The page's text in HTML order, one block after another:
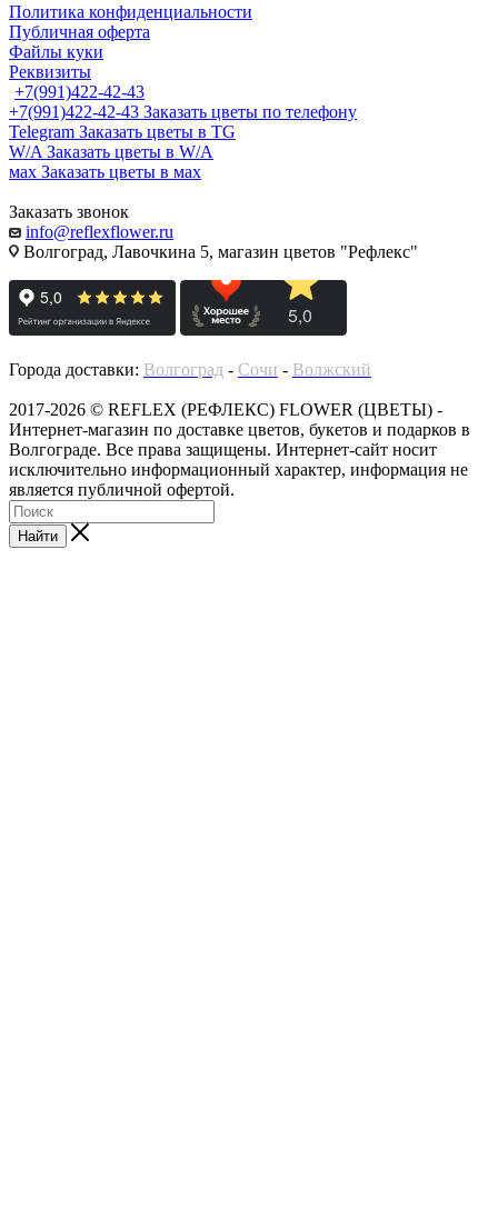
Политика конфиденциальности
Публичная оферта
Файлы куки
Реквизиты
+7(991)422-42-43
+7(991)422-42-43 Заказать цветы по телефону
Telegram Заказать цветы в TG
W/A Заказать цветы в W/A
мах Заказать цветы в мах
Заказать звонок
info@reflexflower.ru
Волгоград, Лавочкина 5, магазин цветов "Рефлекс"
Города доставки: Волгоград - Сочи - Волжский
2017-2026 © REFLEX (РЕФЛЕКС) FLOWER (ЦВЕТЫ) -
Интернет-магазин по доставке цветов, букетов и подарков в
Волгограде. Все права защищены. Интернет-сайт носит
исключительно информационный характер, информация не
является публичной офертой.
Найти